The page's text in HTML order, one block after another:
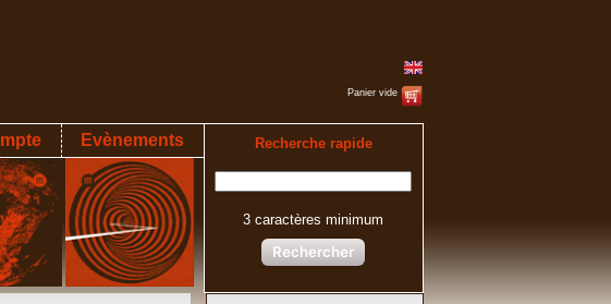
Panier vide
Evènements Recherche rapide
3 caractères minimum
Rechercher